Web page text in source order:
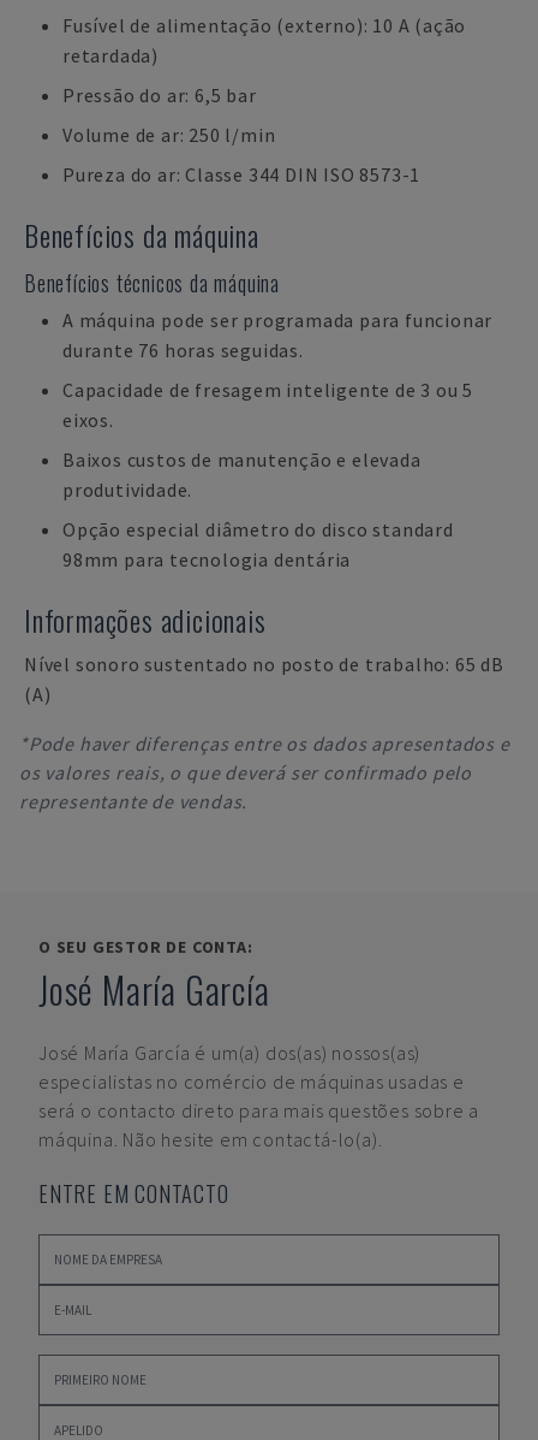
Fusível de alimentação (externo): 10 A (ação
retardada)
Pressão do ar: 6,5 bar
Volume de ar: 250 l/min
Pureza do ar: Classe 344 DIN ISO 8573-1
Benefícios da máquina
Benefícios técnicos da máquina
A máquina pode ser programada para funcionar
durante 76 horas seguidas.
Capacidade de fresagem inteligente de 3 ou 5
eixos.
Baixos custos de manutenção e elevada
produtividade.
Opção especial diâmetro do disco standard
98mm para tecnologia dentária
Informações adicionais
Nível sonoro sustentado no posto de trabalho: 65 dB
(A)
*Pode haver diferenças entre os dados apresentados e
os valores reais, o que deverá ser confirmado pelo
representante de vendas.
O SEU GESTOR DE CONTA:
José María García
José María García é um(a) dos(as) nossos(as)
especialistas no comércio de máquinas usadas e
será o contacto direto para mais questões sobre a
máquina. Não hesite em contactá-lo(a).
ENTRE EM CONTACTO